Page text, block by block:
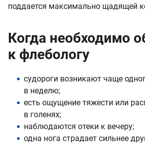
поддается максимально щадящей
Когда необходимо
к флебологу
судороги возникают чаще
в неделю;
есть ощущение тяжести или
в голенях;
наблюдаются отеки к вечеру;
одна нога страдает сильнее